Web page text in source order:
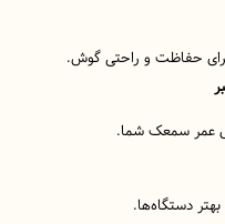
حفاظت و راحتی گوش.
عمر سمعک شما.
دستگاه‌ها.